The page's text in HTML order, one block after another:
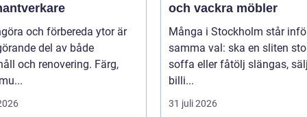
och förbereda ytor är
del av både
och renovering. Färg,
och vackra möbler
Många i Stockholm står
samma val: ska en sliten
soffa eller fåtölj slängas,
billi...
31 juli 2026